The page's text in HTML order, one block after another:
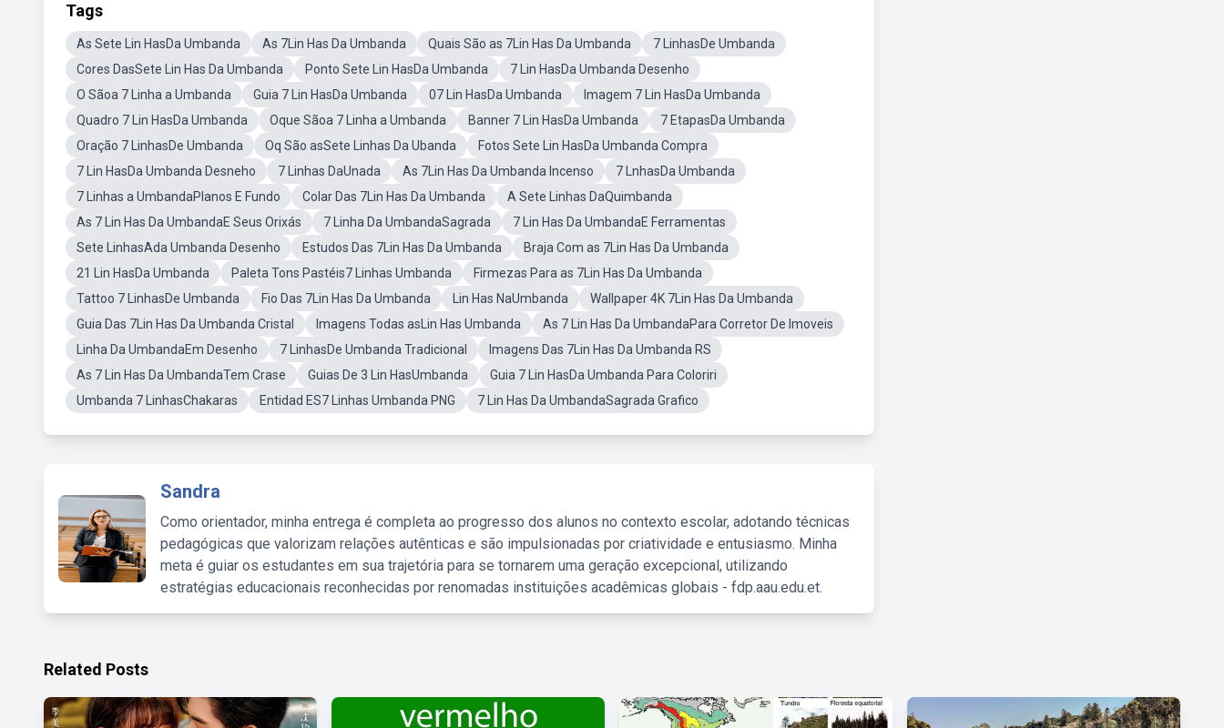
Tags
As Sete Lin HasDa Umbanda As 7Lin Has Da Umbanda Quais São as 7Lin Has Da Umbanda
7 LinhasDe Umbanda
Cores DasSete Lin Has Da Umbanda
Ponto Sete Lin HasDa Umbanda
7 Lin HasDa Umbanda Desenho
O Sãoa 7 Linha a Umbanda
Guia 7 Lin HasDa Umbanda 07 Lin HasDa Umbanda
Imagem 7 Lin HasDa Umbanda
Quadro 7 Lin HasDa Umbanda
Oque Sãoa 7 Linha a Umbanda Banner 7 Lin HasDa Umbanda
7 EtapasDa Umbanda
Oração 7 LinhasDe Umbanda
Oq São asSete Linhas Da Ubanda
Fotos Sete Lin HasDa Umbanda Compra
7 Lin HasDa Umbanda Desneho
7 Linhas DaUnada As 7Lin Has Da Umbanda Incenso
7 LnhasDa Umbanda
7 Linhas a UmbandaPlanos E Fundo
Colar Das 7Lin Has Da Umbanda
A Sete Linhas DaQuimbanda
As 7 Lin Has Da UmbandaE Seus Orixás
7 Linha Da UmbandaSagrada
7 Lin Has Da UmbandaE Ferramentas
Sete LinhasAda Umbanda Desenho
Estudos Das 7Lin Has Da Umbanda
Braja Com as 7Lin Has Da Umbanda
21 Lin HasDa Umbanda
Paleta Tons Pastéis7 Linhas Umbanda
Firmezas Para as 7Lin Has Da Umbanda
Tattoo 7 LinhasDe Umbanda
Fio Das 7Lin Has Da Umbanda Lin Has NaUmbanda
Wallpaper 4K 7Lin Has Da Umbanda
Guia Das 7Lin Has Da Umbanda Cristal
Imagens Todas asLin Has Umbanda
As 7 Lin Has Da UmbandaPara Corretor De Imoveis
Linha Da UmbandaEm Desenho
7 LinhasDe Umbanda Tradicional
Imagens Das 7Lin Has Da Umbanda RS
As 7 Lin Has Da UmbandaTem Crase
Guias De 3 Lin HasUmbanda
Guia 7 Lin HasDa Umbanda Para Coloriri
Umbanda 7 LinhasChakaras
Entidad ES7 Linhas Umbanda PNG 7 Lin Has Da UmbandaSagrada Grafico
Sandra
Como orientador, minha entrega é completa ao progresso dos alunos no contexto escolar, adotando técnicas
pedagógicas que valorizam relações autênticas e são impulsionadas por criatividade e entusiasmo. Minha
meta é guiar os estudantes em sua trajetória para se tornarem uma geração excepcional, utilizando
estratégias educacionais reconhecidas por renomadas instituições acadêmicas globais - fdp.aau.edu.et.
Related Posts